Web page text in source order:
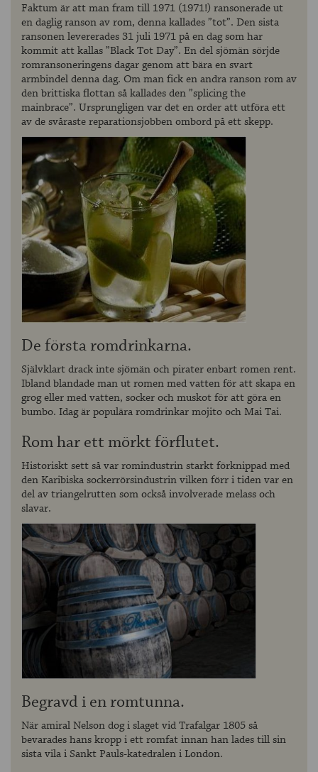
Faktum är att man fram till 1971 (1971!) ransonerade ut
en daglig ranson av rom, denna kallades ”tot”. Den sista
ransonen levererades 31 juli 1971 på en dag som har
kommit att kallas ”Black Tot Day”. En del sjömän sörjde
romransoneringens dagar genom att bära en svart
armbindel denna dag. Om man fick en andra ranson rom av
den brittiska flottan så kallades den ”splicing the
mainbrace”. Ursprungligen var det en order att utföra ett
av de svåraste reparationsjobben ombord på ett skepp.
De första romdrinkarna.
Självklart drack inte sjömän och pirater enbart romen rent.
Ibland blandade man ut romen med vatten för att skapa en
grog eller med vatten, socker och muskot för att göra en
bumbo. Idag är populära romdrinkar mojito och Mai Tai.
Rom har ett mörkt förflutet.
Historiskt sett så var romindustrin starkt förknippad med
den Karibiska sockerrörsindustrin vilken förr i tiden var en
del av triangelrutten som också involverade melass och
slavar.
Begravd i en romtunna.
När amiral Nelson dog i slaget vid Trafalgar 1805 så
bevarades hans kropp i ett romfat innan han lades till sin
sista vila i Sankt Pauls-katedralen i London.